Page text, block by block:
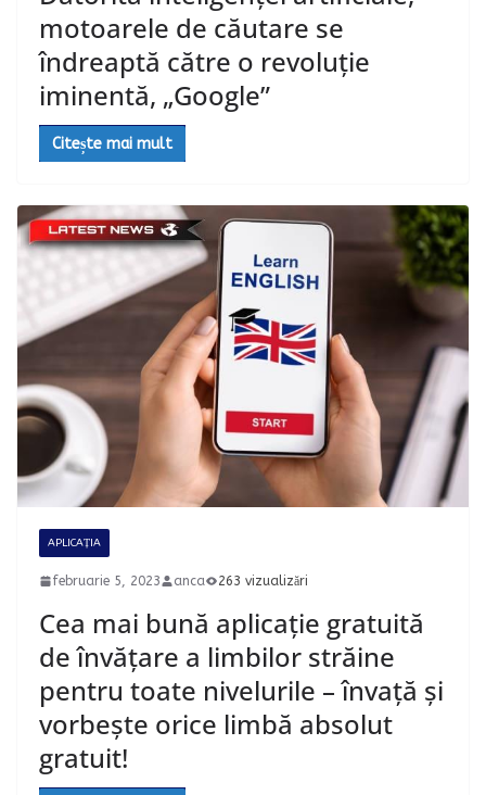
motoarele de căutare se
îndreaptă către o revoluție
iminentă, „Google”
Citește mai mult
APLICAȚIA
februarie 5, 2023 anca 263 vizualizări
Cea mai bună aplicație gratuită
de învățare a limbilor străine
pentru toate nivelurile – învață și
vorbește orice limbă absolut
gratuit!